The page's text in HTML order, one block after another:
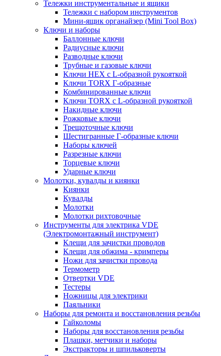
Тележки инструментальные и ящики
Тележки с набором инструментов
Мини-ящик органайзер (Mini Tool Box)
Ключи и наборы
Баллонные ключи
Радиусные ключи
Разводные ключи
Трубные и газовые ключи
Ключи HEX с L-образной рукояткой
Ключи TORX Г-образные
Комбинированные ключи
Ключи TORX с L-образной рукояткой
Накидные ключи
Рожковые ключи
Трещоточные ключи
Шестигранные Г-образные ключи
Наборы ключей
Разрезные ключи
Торцевые ключи
Ударные ключи
Молотки, кувалды и киянки
Киянки
Кувалды
Молотки
Молотки рихтовочные
Инструменты для электрика VDE
(Электромонтажный инструмент)
Клещи для зачистки проводов
Клещи для обжима - кримперы
Ножи для зачистки провода
Термометр
Отвертки VDE
Тестеры
Ножницы для электрики
Паяльники
Наборы для ремонта и восстановления резьбы
Гайколомы
Наборы для восстановления резьбы
Плашки, метчики и наборы
Экстракторы и шпильковерты